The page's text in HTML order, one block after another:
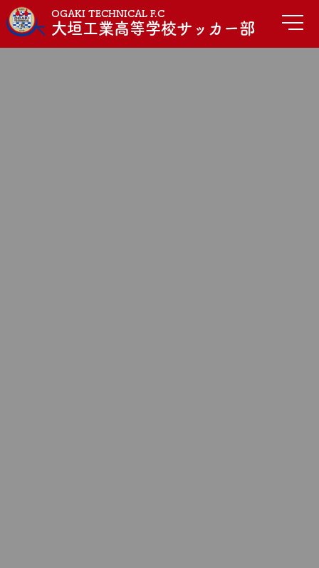
OGAKI TECHNICAL F.C
大垣工業高等学校サッカー部